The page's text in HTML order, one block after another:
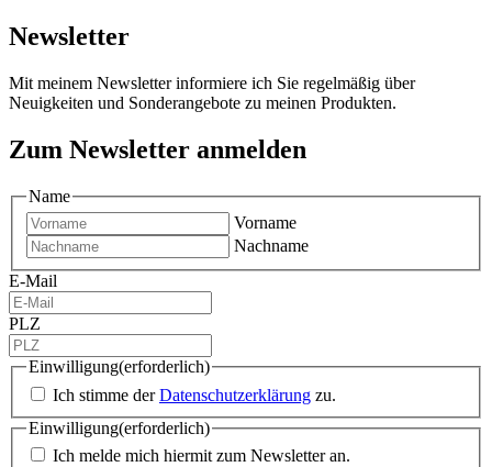
Newsletter
Mit meinem Newsletter informiere ich Sie regelmäßig über
Neuigkeiten und Sonderangebote zu meinen Produkten.
Zum Newsletter anmelden
Name
Vorname
Nachname
E-Mail
PLZ
Einwilligung(erforderlich)
Ich stimme derDatenschutzerklärung zu.
Einwilligung(erforderlich)
Ich melde mich hiermit zum Newsletter an.